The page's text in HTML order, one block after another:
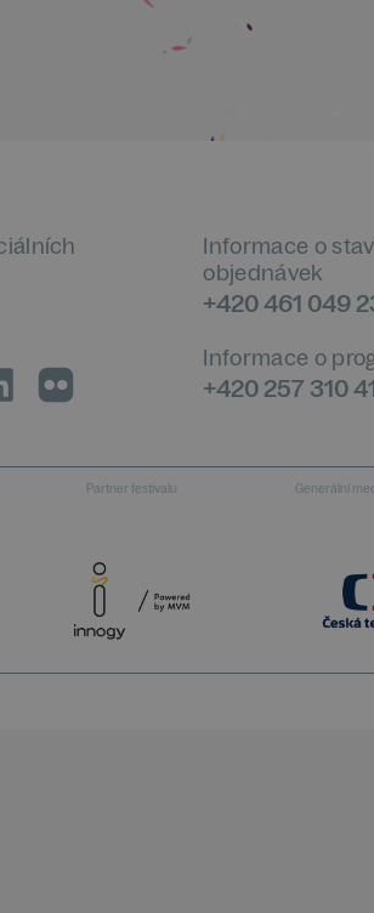
Informace o
objednávek
+420 461 049
Informace o
+420 257 310
Partner festivalu Generální